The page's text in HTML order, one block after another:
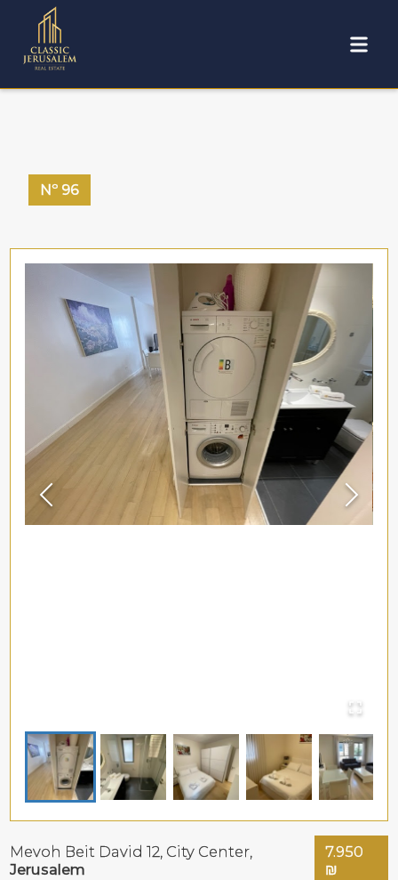
Nº 96
Mevoh Beit David 12, City Center,
Jerusalem
7.950
₪